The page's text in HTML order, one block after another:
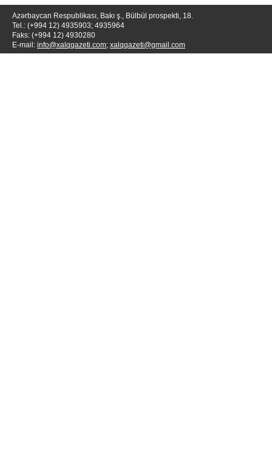
Azərbaycan Respublikası, Bakı ş., Bülbül prospekti, 18.
Tel.: (+994 12) 4935903; 4935964
Faks: (+994 12) 4930280
E-mail: info@xalqqazeti.com; xalqqazeti@gmail.com